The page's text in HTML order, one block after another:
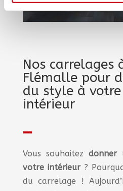
Nos carrelages
Flémalle pour
du style à votre
intérieur
Vous souhaitez donner
votre intérieur?
du carrelage !